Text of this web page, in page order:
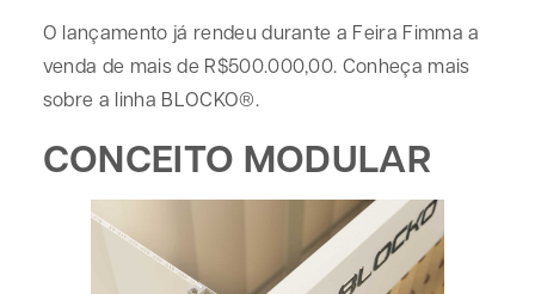
O lançamento já rendeu durante a Feira Fimma a
venda de mais de R$500.000,00. Conheça mais
sobre a linha BLOCKO®.
CONCEITO MODULAR